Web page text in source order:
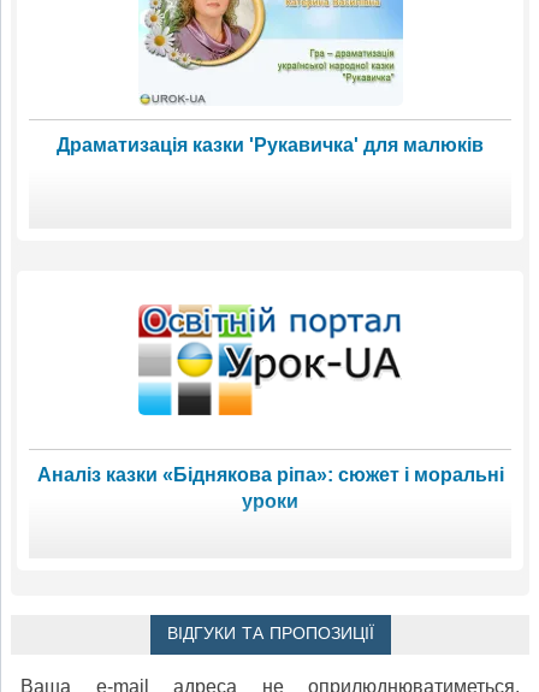
Драматизація казки 'Рукавичка' для малюків
Аналіз казки «Біднякова ріпа»: сюжет і моральні
уроки
ВІДГУКИ ТА ПРОПОЗИЦІЇ
Ваша e-mail адреса не оприлюднюватиметься.